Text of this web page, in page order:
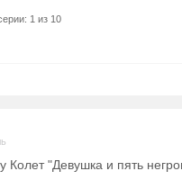
1 из 10
Колет "Девушка и пять